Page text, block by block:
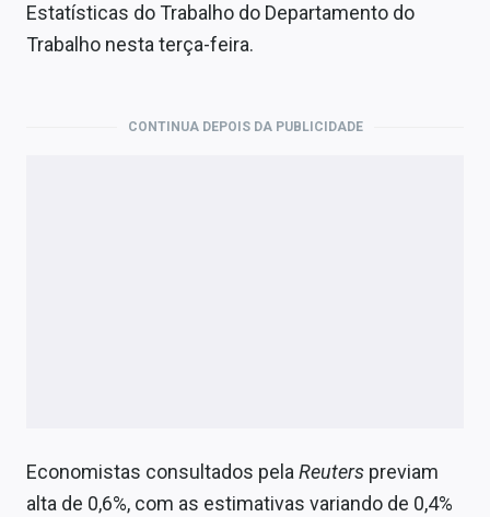
Estatísticas do Trabalho do Departamento do
Trabalho nesta terça-feira.
CONTINUA DEPOIS DA PUBLICIDADE
Economistas consultados pela Reuters previam
alta de 0,6%, com as estimativas variando de 0,4%